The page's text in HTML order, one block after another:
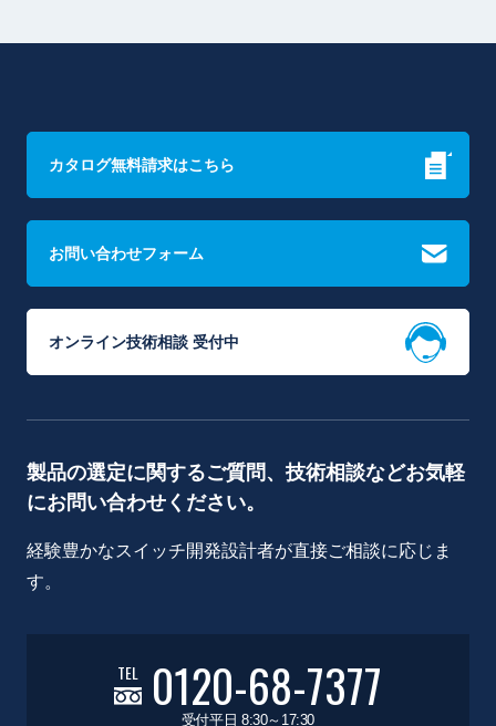
カタログ無料請求はこちら
お問い合わせフォーム
オンライン技術相談 受付中
製品の選定に関するご質問、技術相談などお気軽
にお問い合わせください。
経験豊かなスイッチ開発設計者が直接ご相談に応じま
す。
TEL 0120-68-7377
受付平日 8:30～17:30